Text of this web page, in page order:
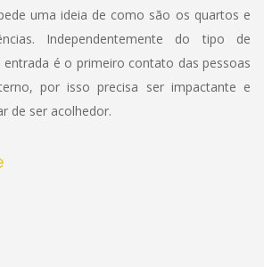
uma ideia de como são os quartos e
Independentemente do tipo de
é o primeiro contato das pessoas
por isso precisa ser impactante e
de ser acolhedor.